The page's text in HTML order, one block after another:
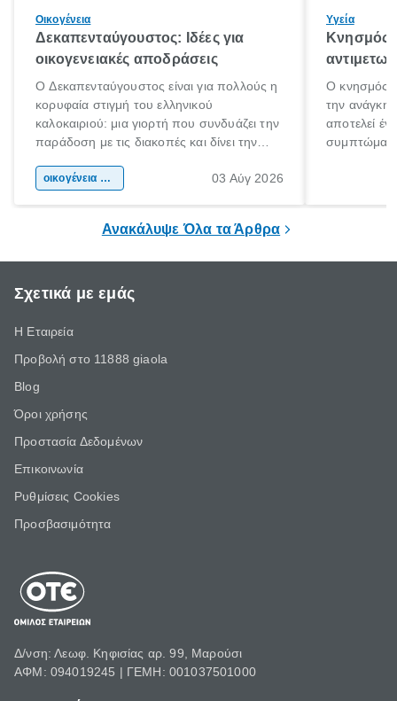
Οικογένεια
Δεκαπενταύγουστος: Ιδέες για
οικογενειακές αποδράσεις
Ο Δεκαπενταύγουστος είναι για πολλούς η
κορυφαία στιγμή του ελληνικού
καλοκαιριού: μια γιορτή που συνδυάζει την
παράδοση με τις διακοπές και δίνει την
χώρας. Είτε πρόκειται για λίγες μέρες
οικογένεια & παιδί 03 Αύγ 2026
Υγεία
Κνησμός:
Ο κνησμός
την ανάγκη
αποτελεί
Ανακάλυψε Όλα τα Άρθρα
Σχετικά με εμάς
Η Εταιρεία
Προβολή στο 11888 giaola
Blog
Όροι χρήσης
Προστασία Δεδομένων
Επικοινωνία
Ρυθμίσεις Cookies
Προσβασιμότητα
Δ/νση: Λεωφ. Κηφισίας αρ. 99, Μαρούσι
ΑΦΜ: 094019245 | ΓΕΜΗ: 001037501000